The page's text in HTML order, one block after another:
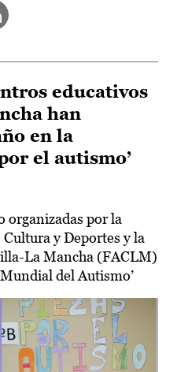
educativos
han
en la
el autismo’
organizadas por la
y Deportes y la
La Mancha (FACLM)
del Autismo’